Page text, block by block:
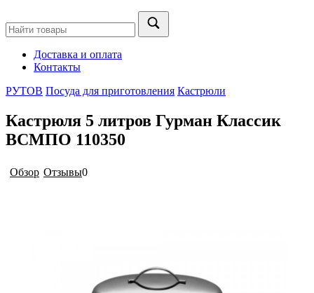
Доставка и оплата
Контакты
РУТОВ Посуда для приготовления Кастрюли
Кастрюля 5 литров Гурман Классик
ВСМПО 110350
Обзор Отзывы0